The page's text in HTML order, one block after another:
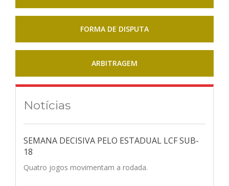
FORMA DE DISPUTA
ARBITRAGEM
Notícias
SEMANA DECISIVA PELO ESTADUAL LCF SUB-
18
Quatro jogos movimentam a rodada.